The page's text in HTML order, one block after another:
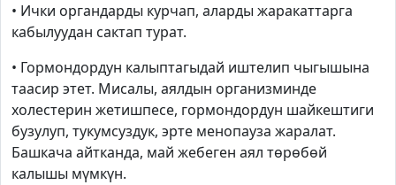
• Ички органдарды курчап, аларды жаракаттарга
кабылуудан сактап турат.
• Гормондордун калыптагыдай иштелип чыгышына
таасир этет. Мисалы, аялдын организминде
холестерин жетишпесе, гормондордун шайкештиги
бузулуп, тукумсуздук, эрте менопауза жаралат.
Башкача айтканда, май жебеген аял төрөбөй
калышы мүмкүн.